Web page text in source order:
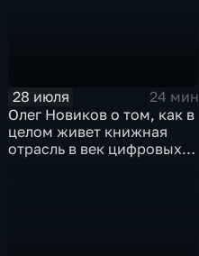
28 июля
24 мин
Олег Новиков о том, как в
целом живет книжная
отрасль в век цифровых